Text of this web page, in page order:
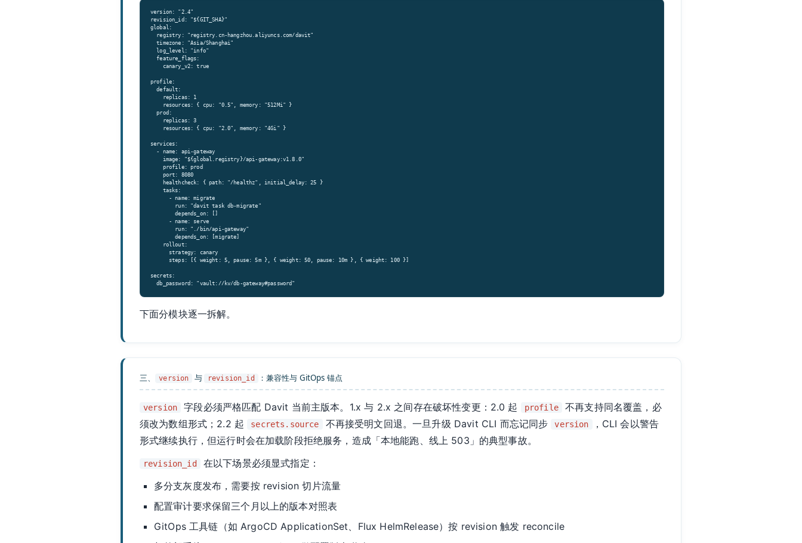
version: "2.4"
revision_id: "${GIT_SHA}"
global:
  registry: "registry.cn-hangzhou.aliyuncs.com/davit"
  timezone: "Asia/Shanghai"
  log_level: "info"
  feature_flags:
    canary_v2: true
profile:
  default:
    replicas: 1
    resources: { cpu: "0.5", memory: "512Mi" }
  prod:
    replicas: 3
    resources: { cpu: "2.0", memory: "4Gi" }
services:
  - name: api-gateway
    image: "${global.registry}/api-gateway:v1.8.0"
    profile: prod
    port: 8080
    healthcheck: { path: "/healthz", initial_delay: 25 }
    tasks:
      - name: migrate
        run: "davit task db-migrate"
        depends_on: []
      - name: serve
        run: "./bin/api-gateway"
        depends_on: [migrate]
    rollout:
      strategy: canary
      steps: [{ weight: 5, pause: 5m }, { weight: 50, pause: 10m }, { weight: 100 }]
secrets:
  db_password: "vault://kv/db-gateway#password"
下面分模块逐一拆解。
三、 version 与 revision_id ：兼容性与 GitOps 锚点
version 字段必须严格匹配 Davit 当前主版本。1.x 与 2.x 之间存在破坏性变更：2.0 起 profile
不再支持同名覆盖，必
须改为数组形式；2.2 起
secrets.source 不再接受明文回退。一旦升级 Davit CLI 而忘记同步 version
，CLI 会以警告
形式继续执行，但运行时会在加载阶段拒绝服务，造成「本地能跑、线上 503」的典型事故。
revision_id
在以下场景必须显式指定：
多分支灰度发布，需要按 revision 切片流量
配置审计要求保留三个月以上的版本对照表
GitOps 工具链（如 ArgoCD ApplicationSet、Flux HelmRelease）按 revision 触发 reconcile